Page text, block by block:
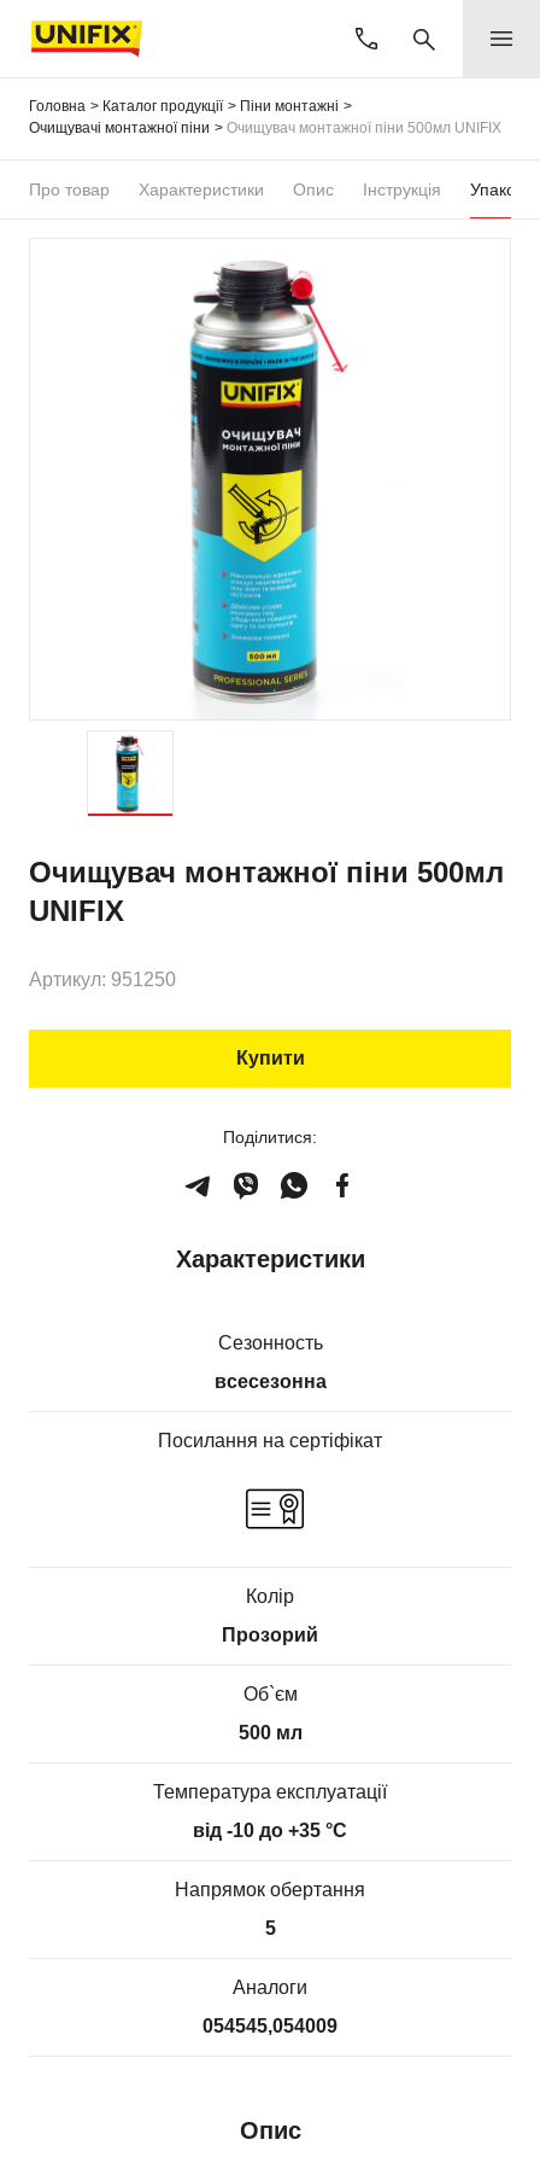
Головна Каталог продукції
Піни монтажні
Очищувачі монтажної піни
Очищувач монтажної піни 500мл UNIFIX
Про товар Характеристики Опис Інструкція
Очищувач монтажної піни 500мл
UNIFIX
Артикул: 951250
Купити
Поділитися:
Характеристики
Сезонность
всесезонна
Посилання на сертіфікат
Колір
Прозорий
Об`єм
500 мл
Температура експлуатації
від -10 до +35 °С
Напрямок обертання
5
Аналоги
054545,054009
Опис